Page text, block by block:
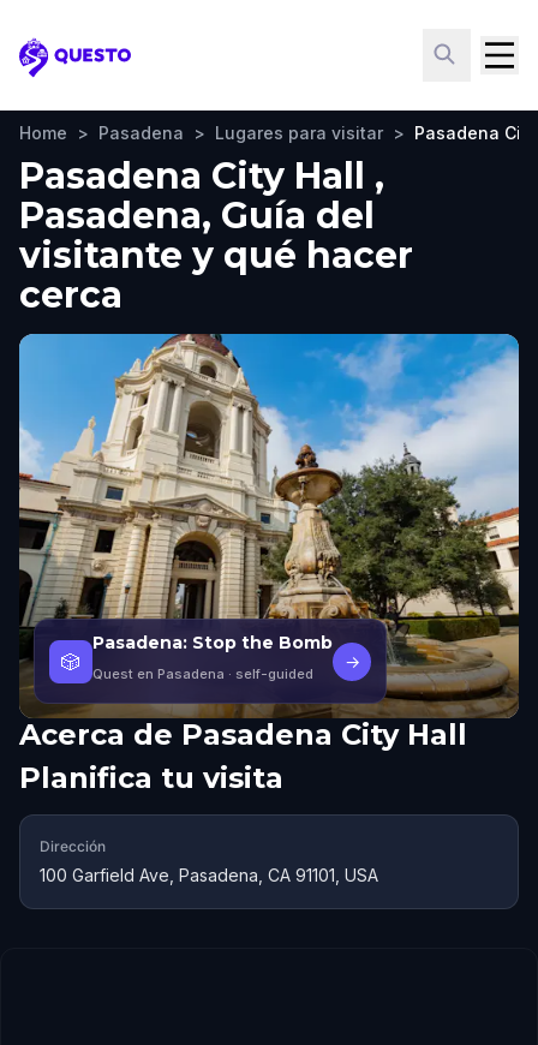
Questo
Home > Pasadena > Lugares para visitar > Pasadena
Pasadena City Hall ,
Pasadena, Guía del
visitante y qué hacer
cerca
🎲
Pasadena: Stop the Bomb
Quest en Pasadena · self-guided
→
Acerca de Pasadena City Hall
Planifica tu visita
Dirección
100 Garfield Ave, Pasadena, CA 91101, USA